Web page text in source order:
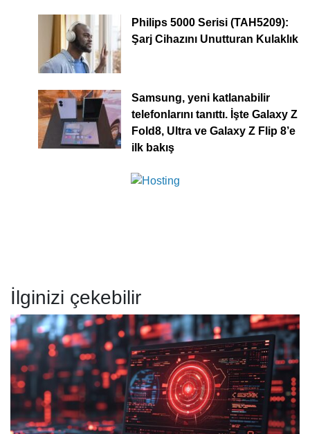
Philips 5000 Serisi (TAH5209):
Şarj Cihazını Unutturan Kulaklık
Samsung, yeni katlanabilir
telefonlarını tanıttı. İşte Galaxy Z
Fold8, Ultra ve Galaxy Z Flip 8’e
ilk bakış
İlginizi çekebilir